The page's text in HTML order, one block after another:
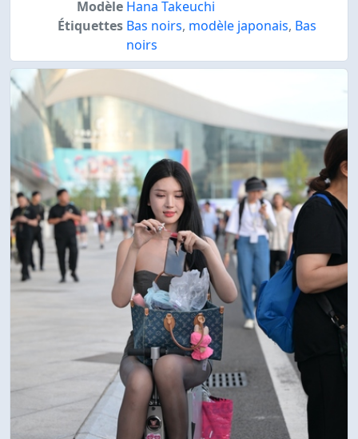
Modèle Hana Takeuchi
Étiquettes Bas noirs, modèle japonais, Bas
noirs